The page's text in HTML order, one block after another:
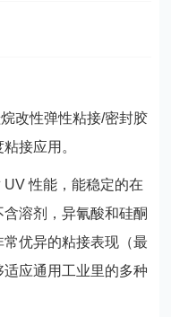
改性弹性粘接/密封胶
接应用。
UV 性能，能稳定的在
溶剂，异氰酸和硅酮
优异的粘接表现（最
应通用工业里的多种